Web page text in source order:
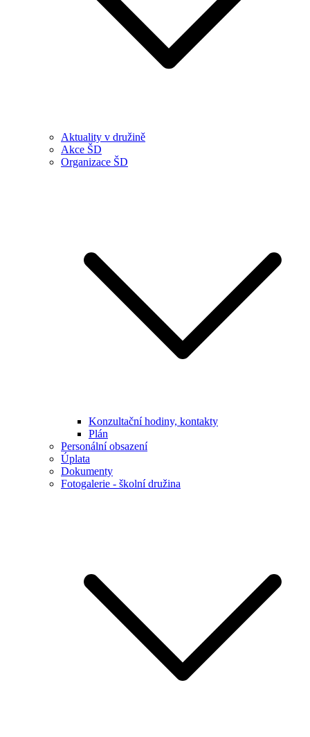
Aktuality v družině
Akce ŠD
Organizace ŠD
Konzultační hodiny, kontakty
Plán
Personální obsazení
Úplata
Dokumenty
Fotogalerie - školní družina